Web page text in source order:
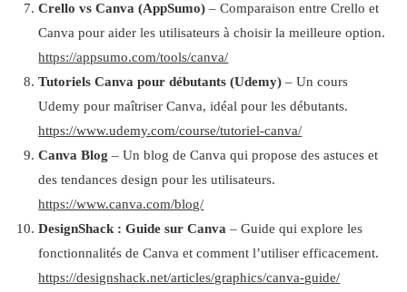
Crello vs Canva (AppSumo) – Comparaison entre Crello et
Canva pour aider les utilisateurs à choisir la meilleure option.
https://appsumo.com/tools/canva/
Tutoriels Canva pour débutants (Udemy) – Un cours
Udemy pour maîtriser Canva, idéal pour les débutants.
https://www.udemy.com/course/tutoriel-canva/
Canva Blog – Un blog de Canva qui propose des astuces et
des tendances design pour les utilisateurs.
https://www.canva.com/blog/
DesignShack : Guide sur Canva – Guide qui explore les
fonctionnalités de Canva et comment l’utiliser efficacement.
https://designshack.net/articles/graphics/canva-guide/